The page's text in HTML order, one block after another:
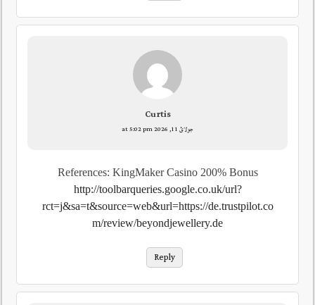
Curtis
جولائ 11, 2026 at 5:02 pm
References: KingMaker Casino 200% Bonus
http://toolbarqueries.google.co.uk/url?
rct=j&sa=t&source=web&url=https://de.trustpilot.co
m/review/beyondjewellery.de
Reply